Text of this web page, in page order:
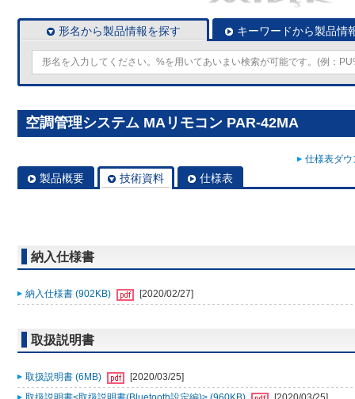
形名から製品情報を探す キーワードから製品情
空調管理システム MAリモコン PAR-42MA
仕様表ダ
製品概要 技術資料 仕様表
納入仕様書
納入仕様書 (902KB) [2020/02/27]
取扱説明書
取扱説明書 (6MB)
[2020/03/25]